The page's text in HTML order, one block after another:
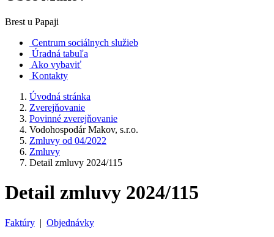
Brest u Papaji
Centrum sociálnych služieb
Úradná tabuľa
Ako vybaviť
Kontakty
Úvodná stránka
Zverejňovanie
Povinné zverejňovanie
Vodohospodár Makov, s.r.o.
Zmluvy od 04/2022
Zmluvy
Detail zmluvy 2024/115
Detail zmluvy 2024/115
Faktúry | Objednávky